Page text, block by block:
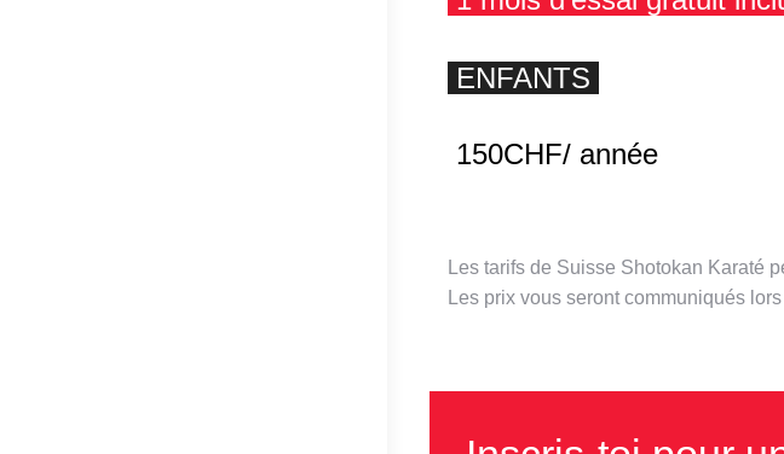
ENFANTS
150CHF/ année
Les tarifs de Suisse Shotokan Karaté
Les prix vous seront communiqués